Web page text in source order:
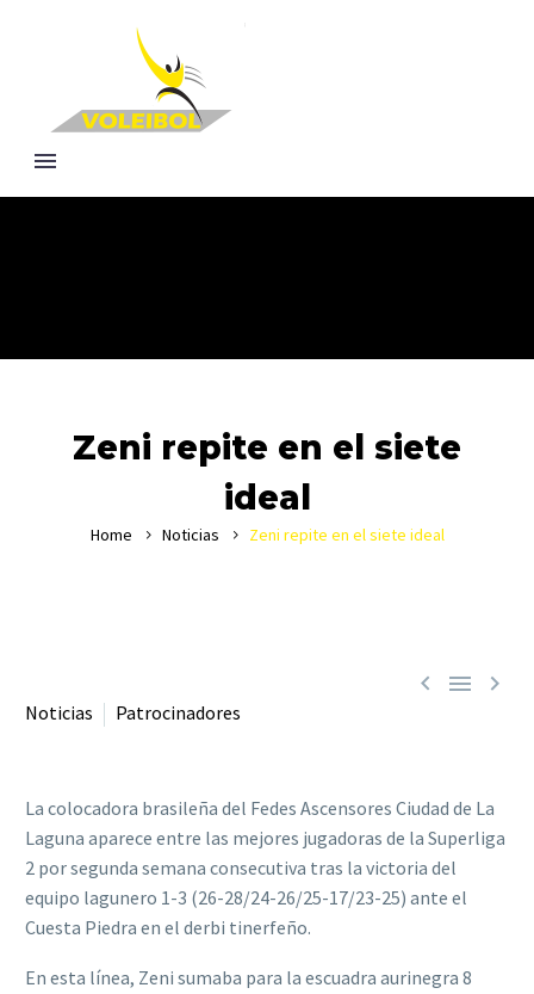
Zeni repite en el siete
ideal
Home Noticias Zeni repite en el siete ideal
  
Noticias Patrocinadores
La colocadora brasileña del Fedes Ascensores Ciudad de La
Laguna aparece entre las mejores jugadoras de la Superliga
2 por segunda semana consecutiva tras la victoria del
equipo lagunero 1-3 (26-28/24-26/25-17/23-25) ante el
Cuesta Piedra en el derbi tinerfeño.
En esta línea, Zeni sumaba para la escuadra aurinegra 8